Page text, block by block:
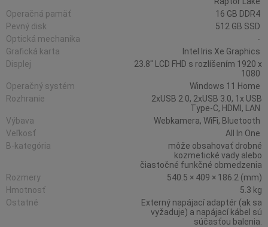
Operačná pamäť
16 GB DDR4
Pevný disk
512 GB SSD
Optická mechanika
-
Grafická karta
Intel Iris Xe Graphics
Displej
23.8" LCD FHD s rozlíšením 1920 x
1080
Operačný systém
Windows 11 Home
Rozhranie
2xUSB 2.0, 2xUSB 3.0, 1x USB
Type-C, HDMI, LAN
Výbava
Webkamera, WiFi, Bluetooth
Veľkosť
All In One
B-kategória
môže obsahovať drobné
kozmetické vady alebo
čiastočné funkčné obmedzenia
Rozmery
540.5 × 409 × 186.2 (mm)
Hmotnosť
5.3 kg
Ostatné
Externý napájací adaptér (ak sa
vyžaduje) a napájací kábel sú
súčasťou balenia.